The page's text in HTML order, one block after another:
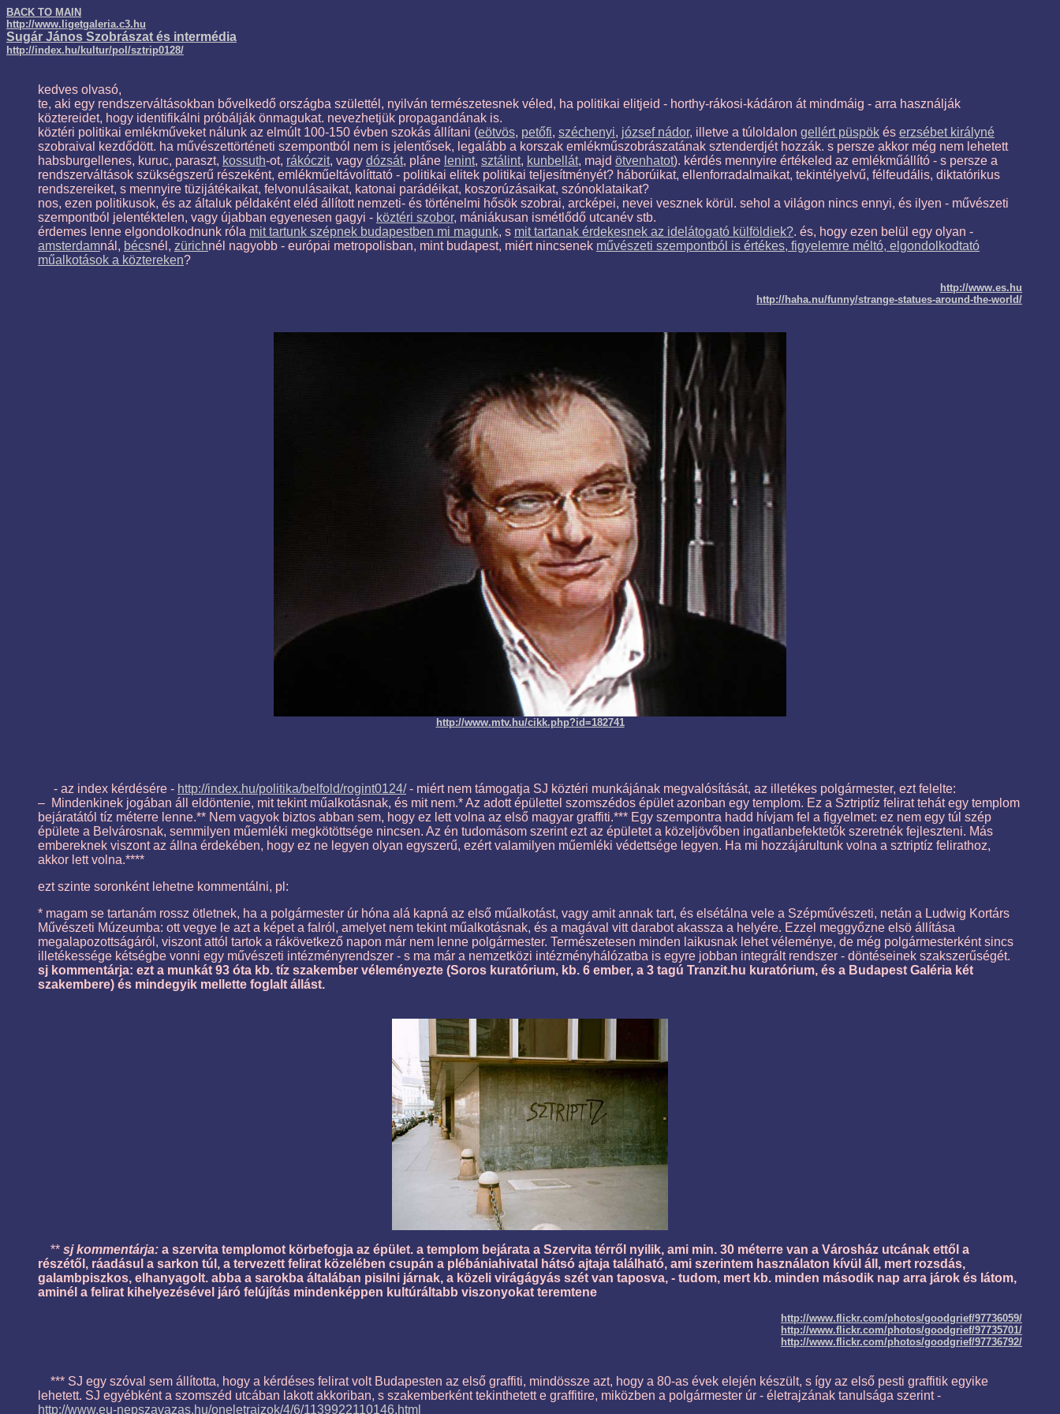
BACK TO MAIN
http://www.ligetgaleria.c3.hu
Sugár János Szobrászat és intermédia
http://index.hu/kultur/pol/sztrip0128/
kedves olvasó,
te, aki egy rendszerváltásokban bővelkedő országba születtél, nyilván természetesnek véled, ha politikai elitjeid - horthy-rákosi-kádáron át mindmáig - arra használják
köztereidet, hogy identifikálni próbálják önmagukat. nevezhetjük propagandának is.
köztéri politikai emlékműveket nálunk az elmúlt 100-150 évben szokás állítani (eötvös, petőfi, széchenyi, józsef nádor, illetve a túloldalon gellért püspök és erzsébet királyné
szobraival kezdődött. ha művészettörténeti szempontból nem is jelentősek, legalább a korszak emlékműszobrászatának sztenderdjét hozzák. s persze akkor még nem lehetett
habsburgellenes, kuruc, paraszt, kossuth-ot, rákóczit, vagy dózsát, pláne lenint, sztálint, kunbellát, majd ötvenhatot). kérdés mennyire értékeled az emlékműállító - s persze a
rendszerváltások szükségszerű részeként, emlékműeltávolíttató - politikai elitek politikai teljesítményét? háborúikat, ellenforradalmaikat, tekintélyelvű, félfeudális, diktatórikus
rendszereiket, s mennyire tüzijátékaikat, felvonulásaikat, katonai parádéikat, koszorúzásaikat, szónoklataikat?
nos, ezen politikusok, és az általuk példaként eléd állított nemzeti- és történelmi hősök szobrai, arcképei, nevei vesznek körül. sehol a világon nincs ennyi, és ilyen - művészeti
szempontból jelentéktelen, vagy újabban egyenesen gagyi - köztéri szobor, mániákusan ismétlődő utcanév stb.
érdemes lenne elgondolkodnunk róla mit tartunk szépnek budapestben mi magunk, s mit tartanak érdekesnek az idelátogató külföldiek?. és, hogy ezen belül egy olyan -
amsterdamnál, bécsnél, zürichnél nagyobb - európai metropolisban, mint budapest, miért nincsenek művészeti szempontból is értékes, figyelemre méltó, elgondolkodtató
műalkotások a köztereken?
http://www.es.hu
http://haha.nu/funny/strange-statues-around-the-world/
http://www.mtv.hu/cikk.php?id=182741
- az index kérdésére - http://index.hu/politika/belfold/rogint0124/- miért nem támogatja SJ köztéri munkájának megvalósítását, az illetékes polgármester, ezt felelte:
– Mindenkinek jogában áll eldöntenie, mit tekint műalkotásnak, és mit nem.* Az adott épülettel szomszédos épület azonban egy templom. Ez a Sztriptíz felirat tehát egy templom
bejáratától tíz méterre lenne.** Nem vagyok biztos abban sem, hogy ez lett volna az első magyar graffiti.*** Egy szempontra hadd hívjam fel a figyelmet: ez nem egy túl szép
épülete a Belvárosnak, semmilyen műemléki megkötöttsége nincsen. Az én tudomásom szerint ezt az épületet a közeljövőben ingatlanbefektetők szeretnék fejleszteni. Más
embereknek viszont az állna érdekében, hogy ez ne legyen olyan egyszerű, ezért valamilyen műemléki védettsége legyen. Ha mi hozzájárultunk volna a sztriptíz felirathoz,
akkor lett volna.****
ezt szinte soronként lehetne kommentálni, pl:
* magam se tartanám rossz ötletnek, ha a polgármester úr hóna alá kapná az első műalkotást, vagy amit annak tart, és elsétálna vele a Szépművészeti, netán a Ludwig Kortárs
Művészeti Múzeumba: ott vegye le azt a képet a falról, amelyet nem tekint műalkotásnak, és a magával vitt darabot akassza a helyére. Ezzel meggyőzne elsö állítása
megalapozottságáról, viszont attól tartok a rákövetkező napon már nem lenne polgármester. Természetesen minden laikusnak lehet véleménye, de még polgármesterként sincs
illetékessége kétségbe vonni egy művészeti intézményrendszer - s ma már a nemzetközi intézményhálózatba is egyre jobban integrált rendszer - döntéseinek szakszerűségét.
sj kommentárja: ezt a munkát 93 óta kb. tíz szakember véleményezte (Soros kuratórium, kb. 6 ember, a 3 tagú Tranzit.hu kuratórium, és a Budapest Galéria két
szakembere) és mindegyik mellette foglalt állást.
** sj kommentárja: a szervita templomot körbefogja az épület. a templom bejárata a Szervita térről nyilik, ami min. 30 méterre van a Városház utcának ettől a
részétől, ráadásul a sarkon túl, a tervezett felirat közelében csupán a plébániahivatal hátsó ajtaja található, ami szerintem használaton kívül áll, mert rozsdás,
galambpiszkos, elhanyagolt. abba a sarokba általában pisilni járnak, a közeli virágágyás szét van taposva, - tudom, mert kb. minden második nap arra járok és látom,
aminél a felirat kihelyezésével járó felújítás mindenképpen kultúráltabb viszonyokat teremtene
http://www.flickr.com/photos/goodgrief/97736059/
http://www.flickr.com/photos/goodgrief/97735701/
http://www.flickr.com/photos/goodgrief/97736792/
*** SJ egy szóval sem állította, hogy a kérdéses felirat volt Budapesten az első graffiti, mindössze azt, hogy a 80-as évek elején készült, s így az első pesti graffitik egyike
lehetett. SJ egyébként a szomszéd utcában lakott akkoriban, s szakemberként tekinthetett e graffitire, miközben a polgármester úr - életrajzának tanulsága szerint -
http://www.eu-nepszavazas.hu/oneletrajzok/4/6/1139922110146.html